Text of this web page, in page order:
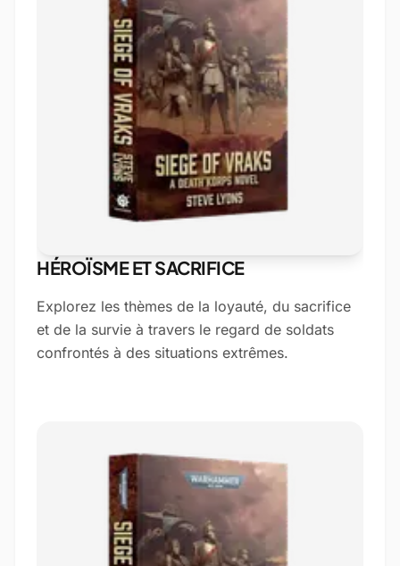
HÉROÏSME ET SACRIFICE
Explorez les thèmes de la loyauté, du sacrifice
et de la survie à travers le regard de soldats
confrontés à des situations extrêmes.